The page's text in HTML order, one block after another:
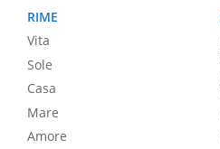
RIME
Vita
Sole
Casa
Mare
Amore